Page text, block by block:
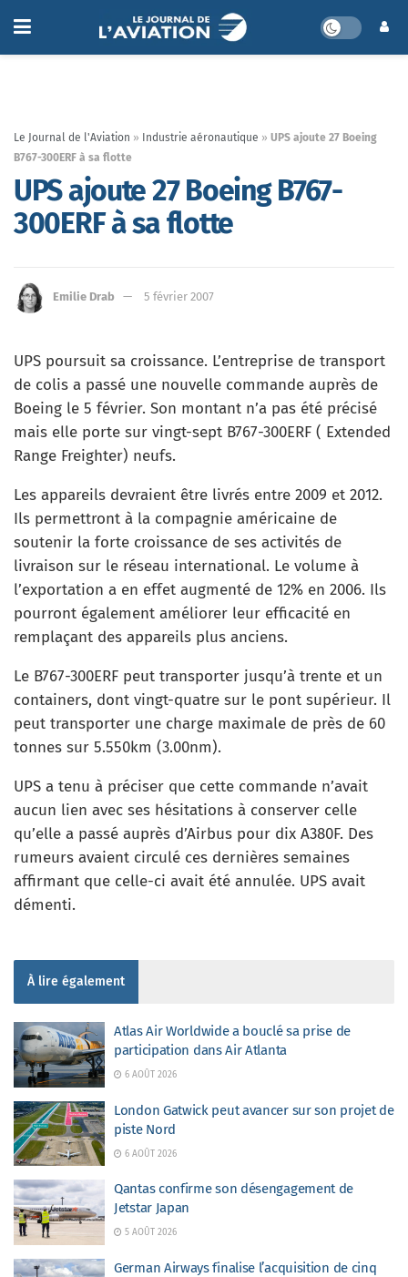
Le Journal de l'Aviation » Industrie aéronautique » UPS ajoute 27 Boeing
B767-300ERF à sa flotte
UPS ajoute 27 Boeing B767-
300ERF à sa flotte
Emilie Drab 5 février 2007
UPS poursuit sa croissance. L’entreprise de transport
de colis a passé une nouvelle commande auprès de
Boeing le 5 février. Son montant n’a pas été précisé
mais elle porte sur vingt-sept B767-300ERF ( Extended
Range Freighter) neufs.
Les appareils devraient être livrés entre 2009 et 2012.
Ils permettront à la compagnie américaine de
soutenir la forte croissance de ses activités de
livraison sur le réseau international. Le volume à
l’exportation a en effet augmenté de 12% en 2006. Ils
pourront également améliorer leur efficacité en
remplaçant des appareils plus anciens.
Le B767-300ERF peut transporter jusqu’à trente et un
containers, dont vingt-quatre sur le pont supérieur. Il
peut transporter une charge maximale de près de 60
tonnes sur 5.550km (3.00nm).
UPS a tenu à préciser que cette commande n’avait
aucun lien avec ses hésitations à conserver celle
qu’elle a passé auprès d’Airbus pour dix A380F. Des
rumeurs avaient circulé ces dernières semaines
affirmant que celle-ci avait été annulée. UPS avait
démenti.
À lire également
Atlas Air Worldwide a bouclé sa prise de
participation dans Air Atlanta
6 AOÛT 2026
London Gatwick peut avancer sur son projet de
piste Nord
6 AOÛT 2026
Qantas confirme son désengagement de
Jetstar Japan
5 AOÛT 2026
German Airways finalise l’acquisition de cinq